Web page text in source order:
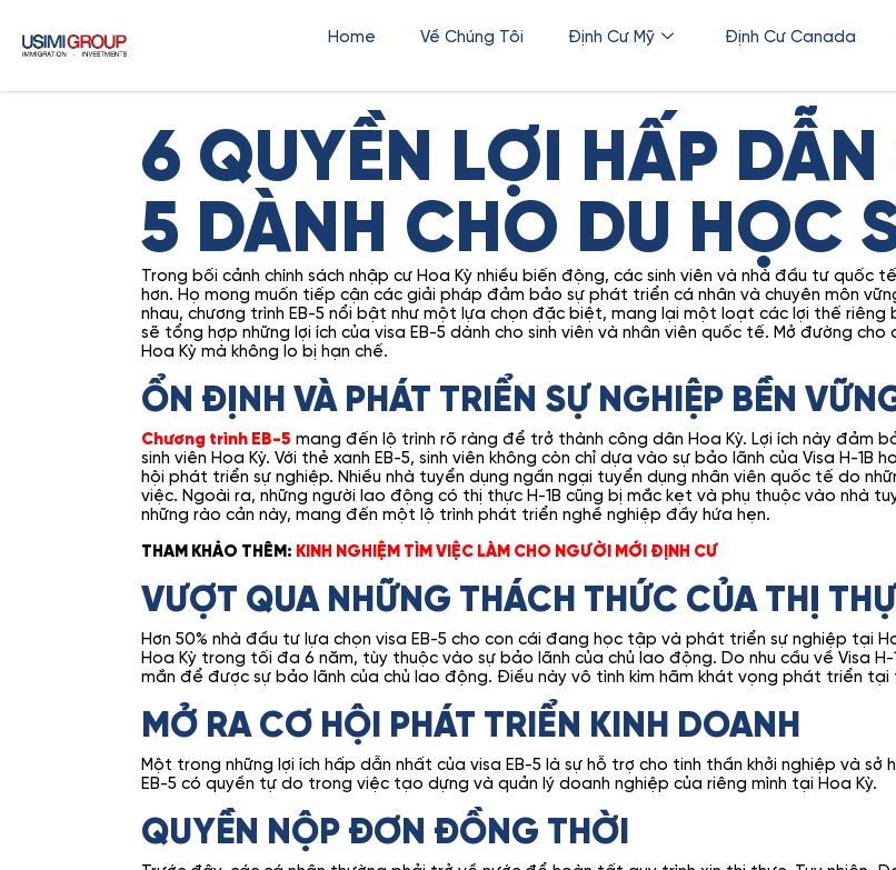
Home Về Chúng Tôi Định Cư Mỹ Định Cư Canada
6 QUYỀN LỢI HẤP
5 DÀNH CHO DU HỌC
Trong bối cảnh chính sách nhập cư Hoa Kỳ nhiều biến động, các sinh viên và nhà đầu tư
hơn. Họ mong muốn tiếp cận các giải pháp đảm bảo sự phát triển cá nhân và chuyên môn
nhau, chương trình EB-5 nổi bật như một lựa chọn đặc biệt, mang lại một loạt các lợi thế riêng
sẽ tổng hợp những lợi ích của visa EB-5 dành cho sinh viên và nhân viên quốc tế. Mở đường
Hoa Kỳ mà không lo bị hạn chế.
ỔN ĐỊNH VÀ PHÁT TRIỂN SỰ NGHIỆP BỀN
Chương trình EB-5 mang đến lộ trình rõ ràng để trở thành công dân Hoa Kỳ. Lợi ích này đảm
sinh viên Hoa Kỳ. Với thẻ xanh EB-5, sinh viên không còn chỉ dựa vào sự bảo lãnh của Visa H-1B
hội phát triển sự nghiệp. Nhiều nhà tuyển dụng ngần ngại tuyển dụng nhân viên quốc tế do
việc. Ngoài ra, những người lao động có thị thực H-1B cũng bị mắc kẹt và phụ thuộc vào nhà
những rào cản này, mang đến một lộ trình phát triển nghề nghiệp đầy hứa hẹn.
THAM KHẢO THÊM: KINH NGHIỆM TÌM VIỆC LÀM CHO NGƯỜI MỚI ĐỊNH CƯ
VƯỢT QUA NHỮNG THÁCH THỨC CỦA THỊ
Hơn 50% nhà đầu tư lựa chọn visa EB-5 cho con cái đang học tập và phát triển sự nghiệp tại
Hoa Kỳ trong tối đa 6 năm, tùy thuộc vào sự bảo lãnh của chủ lao động. Do nhu cầu về Visa
mắn để được sự bảo lãnh của chủ lao động. Điều này vô tình kìm hãm khát vọng phát triển tại
MỞ RA CƠ HỘI PHÁT TRIỂN KINH DOANH
Một trong những lợi ích hấp dẫn nhất của visa EB-5 là sự hỗ trợ cho tinh thần khởi nghiệp và
EB-5 có quyền tự do trong việc tạo dựng và quản lý doanh nghiệp của riêng mình tại Hoa Kỳ.
QUYỀN NỘP ĐƠN ĐỒNG THỜI